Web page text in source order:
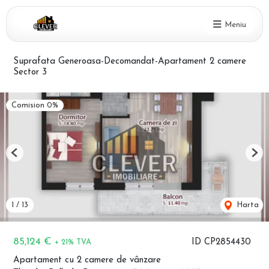
Meniu
Suprafata Generoasa-Decomandat-Apartament 2 camere
Sector 3
ID CP2854430
85,124 € + 21% TVA
Apartament cu 2 camere de vânzare
Comision 0%
1 / 13 Harta
Previous